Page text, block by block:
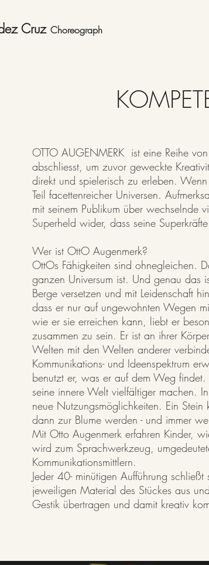
Cruz Choreograph
OTTO AUGENMERK ist eine Reihe
abschliesst, um zuvor geweckte
direkt und spielerisch zu erleben.
Teil facettenreicher Universen.
mit seinem Publikum über wechselnde
Superheld wider, dass seine
Wer ist OttO Augenmerk?
OttOs Fähigkeiten sind ohnegleichen.
ganzen Universum ist. Und genau das
Berge versetzen und mit Leidenschaft
dass er nur auf ungewohnten Wegen
wie er sie erreichen kann, liebt er
zusammen zu sein. Er ist an ihrer
Welten mit den Welten anderer
Kommunikations- und Ideenspektrum
benutzt er, was er auf dem Weg
seine innere Welt vielfältiger machen.
neue Nutzungsmöglichkeiten. Ein
dann zur Blume werden - und immer
Mit Otto Augenmerk erfahren Kinder,
wird zum Sprachwerkzeug,
Kommunikationsmittlern.
Jeder 40- minütigen Aufführung
jeweiligen Material des Stückes aus
Gestik übertragen und damit kreativ